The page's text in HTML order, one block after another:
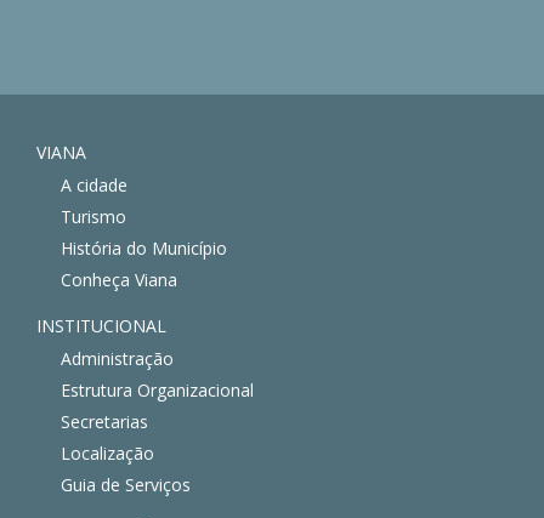
VIANA
A cidade
Turismo
História do Município
Conheça Viana
INSTITUCIONAL
Administração
Estrutura Organizacional
Secretarias
Localização
Guia de Serviços